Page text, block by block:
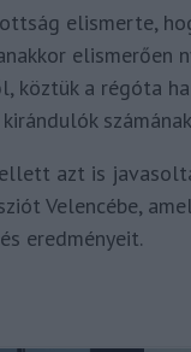
elismerte,
köztük a régóta
azt is
Velencébe,
eredményeit.